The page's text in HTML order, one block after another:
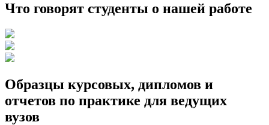
Что говорят студенты о нашей работе
Образцы курсовых, дипломов и
отчетов по практике для ведущих
вузов